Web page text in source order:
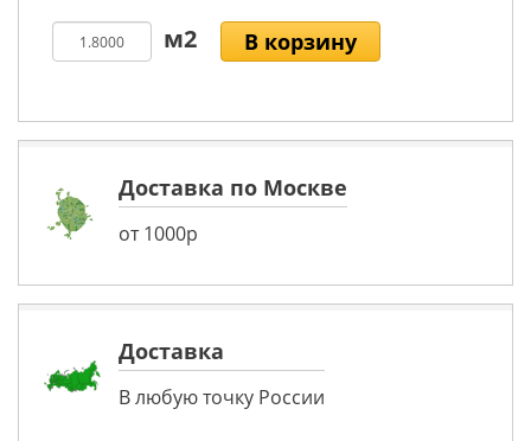
В корзину
Доставка по Москве
от 1000р
Доставка
В любую точку России